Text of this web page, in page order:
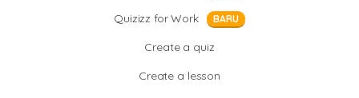
Quizizz for Work BARU
Create a quiz
Create a lesson